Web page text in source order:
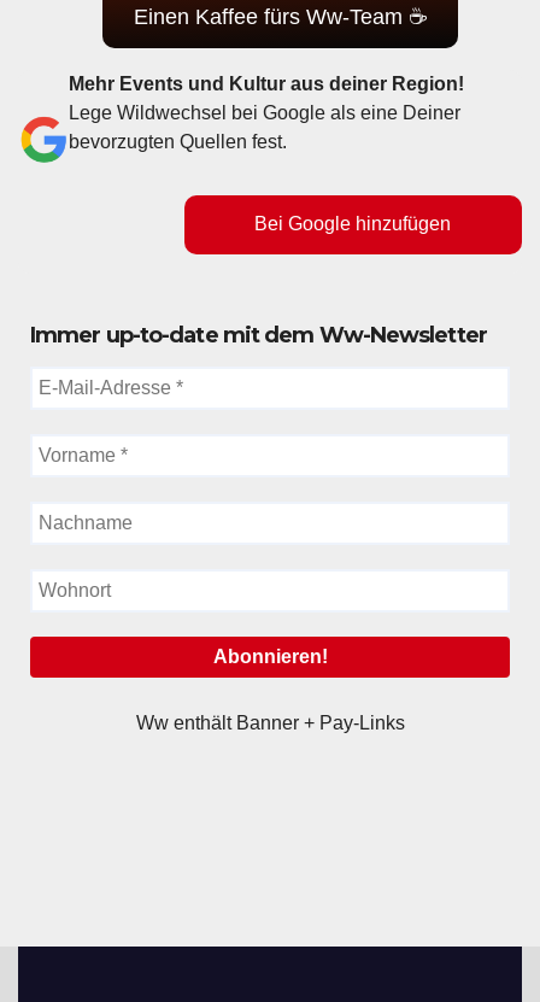
Einen Kaffee fürs Ww-Team ☕
Mehr Events und Kultur aus deiner Region!
Lege Wildwechsel bei Google als eine Deiner
bevorzugten Quellen fest.
Bei Google hinzufügen
Immer up-to-date mit dem Ww-Newsletter
Ww enthält Banner + Pay-Links